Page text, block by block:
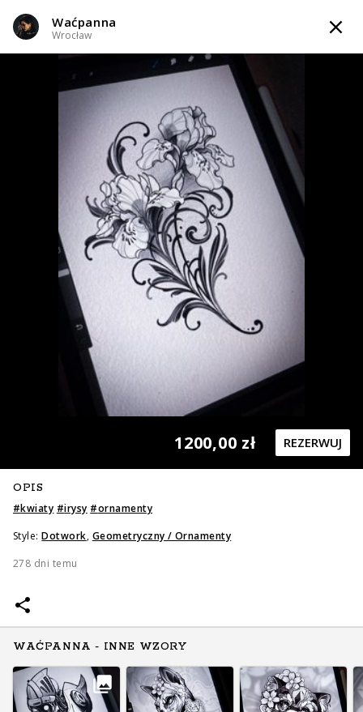
Waćpanna
Wrocław
Dotwork / Geometryczny / Ornamenty / Graficzny /
Sketch / Neo-tradycyjny
WIADOMOŚĆ
TATUAŻE WZORY SKLEP INFO
Zapytaj o cenę
Zapytaj o cenę
Zapytaj o cenę Zapytaj o cenę
Waćpanna
Wrocław
1200,00 zł REZERWUJ
OPIS
#kwiaty #irysy #ornamenty
Style: Dotwork, Geometryczny / Ornamenty
278 dni temu
WAĆPANNA - INNE WZORY